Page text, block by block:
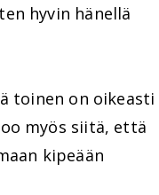
hyvin hänellä
toinen on oikeasti
myös siitä, että
kipeään